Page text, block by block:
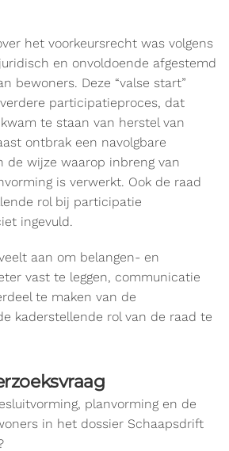
het voorkeursrecht was volgens
en onvoldoende afgestemd
bewoners. Deze “valse start”
participatieproces, dat
te staan van herstel van
ontbrak een navolgbare
de wijze waarop inbreng van
is verwerkt. Ook de raad
rol bij participatie
ingevuld.
aan om belangen- en
vast te leggen, communicatie
te maken van de
kaderstellende rol van de raad te
planvorming en de
in het dossier Schaapsdrift